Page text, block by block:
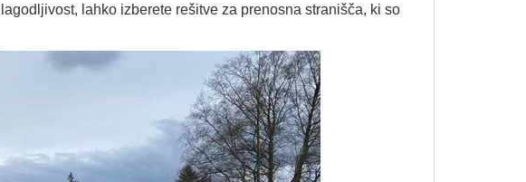
lahko izberete rešitve za prenosna stranišča, ki so